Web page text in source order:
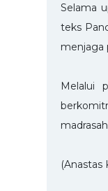
Selama
teks
menjaga
Melalui
(Anastas